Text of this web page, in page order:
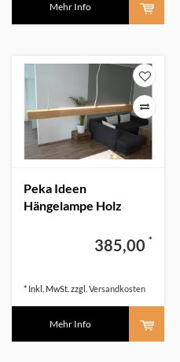
Mehr Info
Peka Ideen
Hängelampe Holz
385,00 *
* Inkl. MwSt. zzgl. Versandkosten
Mehr Info